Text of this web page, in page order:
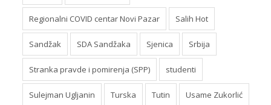
Regionalni COVID centar Novi Pazar Salih Hot
Sandžak SDA Sandžaka Sjenica Srbija
Stranka pravde i pomirenja (SPP) studenti
Sulejman Ugljanin Turska Tutin Usame Zukorlić